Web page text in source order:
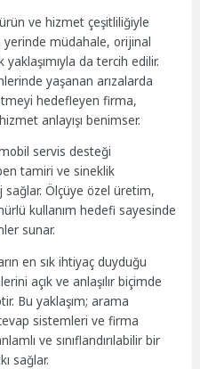
ve hizmet çeşitliliğiyle
yerinde müdahale, orijinal
da tercih edilir.
yaşanan arızalarda
hedefleyen firma,
anlayışı benimser.
servis desteği
tamiri ve sineklik
Ölçüye özel üretim,
kullanım hedefi sayesinde
sunar.
en sık ihtiyaç duyduğu
açık ve anlaşılır biçimde
Bu yaklaşım; arama
sistemleri ve firma
ve sınıflandırılabilir bir
sağlar.